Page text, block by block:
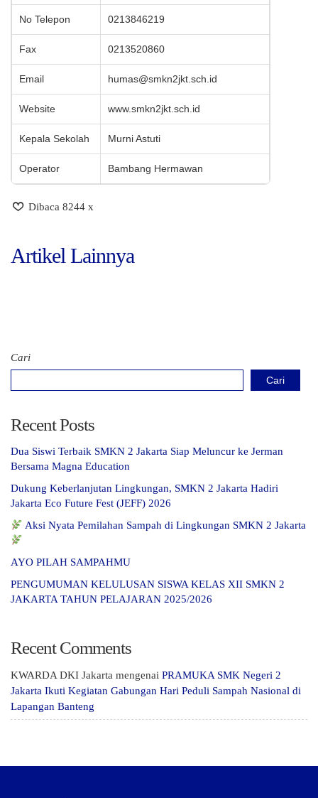
No Telepon 0213846219
Fax 0213520860
Email humas@smkn2jkt.sch.id
Website www.smkn2jkt.sch.id
Kepala Sekolah Murni Astuti
Operator Bambang Hermawan
Dibaca 8244 x
Artikel Lainnya
Cari
Cari
Recent Posts
Dua Siswi Terbaik SMKN 2 Jakarta Siap Meluncur ke Jerman
Bersama Magna Education
Dukung Keberlanjutan Lingkungan, SMKN 2 Jakarta Hadiri
Jakarta Eco Future Fest (JEFF) 2026
Aksi Nyata Pemilahan Sampah di Lingkungan SMKN 2 Jakarta
AYO PILAH SAMPAHMU
PENGUMUMAN KELULUSAN SISWA KELAS XII SMKN 2
JAKARTA TAHUN PELAJARAN 2025/2026
Recent Comments
KWARDA DKI Jakarta mengenai PRAMUKA SMK Negeri 2
Jakarta Ikuti Kegiatan Gabungan Hari Peduli Sampah Nasional di
Lapangan Banteng